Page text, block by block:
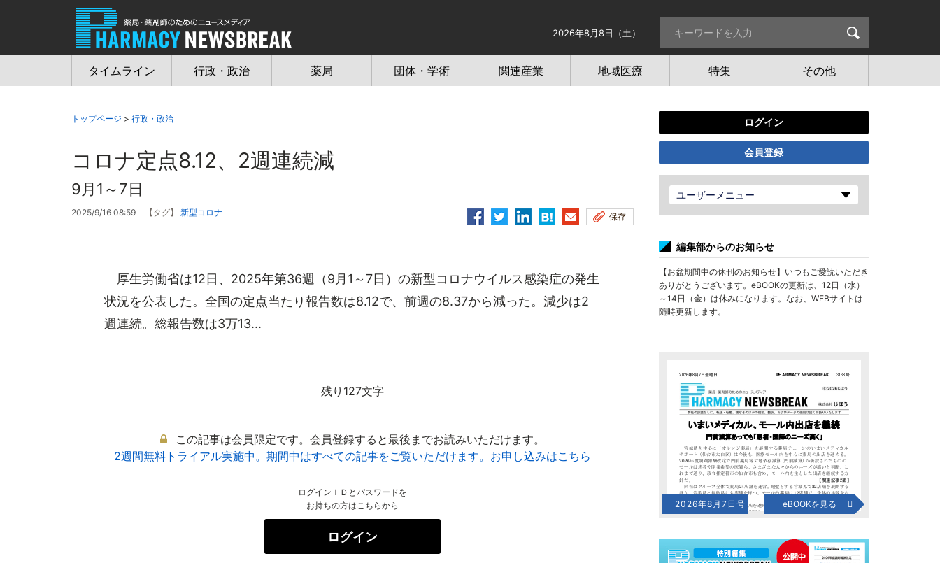
2026年8月8日（土）
タイムライン 行政・政治 薬局 団体・学術 関連産業 地域医療 特集 その他
トップページ > 行政・政治
コロナ定点8.12、2週連続減
9月1～7日
2025/9/16 08:59 【タグ】 新型コロナ 保存
厚生労働省は12日、2025年第36週（9月1～7日）の新型コロナウイルス感染症の発生
状況を公表した。全国の定点当たり報告数は8.12で、前週の8.37から減った。減少は2
週連続。総報告数は3万13...
残り127文字
この記事は会員限定です。会員登録すると最後までお読みいただけます。
2週間無料トライアル実施中。期間中はすべての記事をご覧いただけます。お申し込みはこちら
ログインＩＤとパスワードを
お持ちの方はこちらから
ログイン
ログイン
会員登録
ユーザーメニュー
編集部からのお知らせ
【お盆期間中の休刊のお知らせ】いつもご愛読いただき
ありがとうございます。eBOOKの更新は、12日（水）
～14日（金）は休みになります。なお、WEBサイトは
随時更新します。
2026年8月7日号 eBOOKを見る